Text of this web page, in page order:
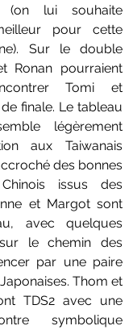
lui souhaite
pour cette
Sur le double
Ronan pourraient
Tomi et
finale. Le tableau
légèrement
aux Taiwanais
des bonnes
issus des
et Margot sont
avec quelques
le chemin des
par une paire
Thom et
TDS2 avec une
symbolique